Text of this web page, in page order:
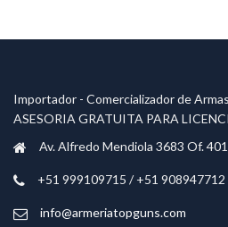
Importador - Comercializador de
ASESORIA GRATUITA PARA
Av. Alfredo Mendiola 3683 Of.
+51 999109715 / +51
info@armeriatopguns.com